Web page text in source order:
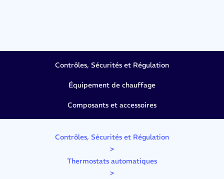
Contrôles, Sécurités et Régulation
Équipement de chauffage
Composants et accessoires
Contrôles, Sécurités et Régulation
>
Thermostats automatiques
>